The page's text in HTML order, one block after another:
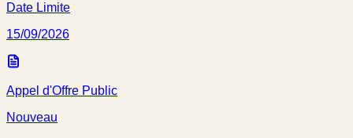
Date Limite
15/09/2026
Appel d'Offre Public
Nouveau